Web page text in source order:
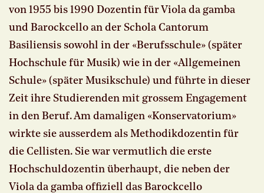
von 1955 bis 1990 Dozentin für Viola da gamba
und Barockcello an der Schola Cantorum
Basiliensis sowohl in der «Berufsschule» (später
Hochschule für Musik) wie in der «Allgemeinen
Schule» (später Musikschule) und führte in dieser
Zeit ihre Studierenden mit grossem Engagement
in den Beruf. Am damaligen «Konservatorium»
wirkte sie ausserdem als Methodikdozentin für
die Cellisten. Sie war vermutlich die erste
Hochschuldozentin überhaupt, die neben der
Viola da gamba offiziell das Barockcello